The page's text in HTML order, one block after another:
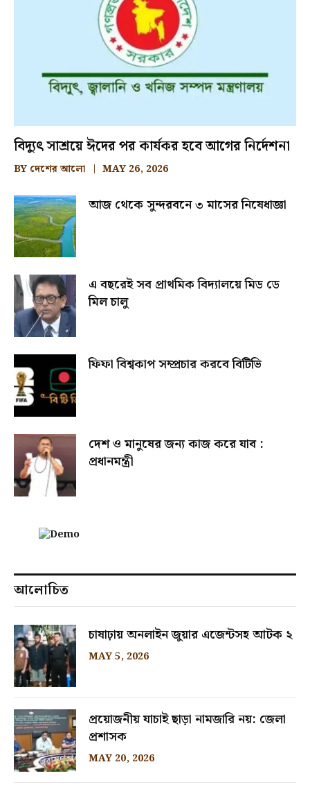
বিদ্যুৎ সাশ্রয়ে ঈদের পর কার্যকর হবে আগের নির্দেশনা
BY দেশের আলো MAY 26, 2026
আজ থেকে সুন্দরবনে ৩ মাসের নিষেধাজ্ঞা
এ বছরেই সব প্রাথমিক বিদ্যালয়ে মিড ডে
মিল চালু
ফিফা বিশ্বকাপ সম্প্রচার করবে বিটিভি
দেশ ও মানুষের জন্য কাজ করে যাব :
প্রধানমন্ত্রী
আলোচিত
চাষাঢ়ায় অনলাইন জুয়ার এজেন্টসহ আটক ২
MAY 5, 2026
প্রয়োজনীয় যাচাই ছাড়া নামজারি নয়: জেলা
প্রশাসক
MAY 20, 2026